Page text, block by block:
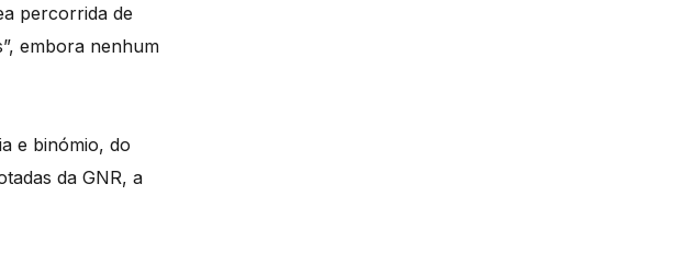
percorrida de
embora nenhum
e binómio, do
da GNR, a